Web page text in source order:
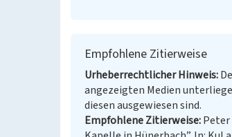
Empfohlene Zitierweise
Urheberrechtlicher Hinweis
angezeigten Medien
diesen ausgewiesen sind.
Empfohlene Zitierweise Peter